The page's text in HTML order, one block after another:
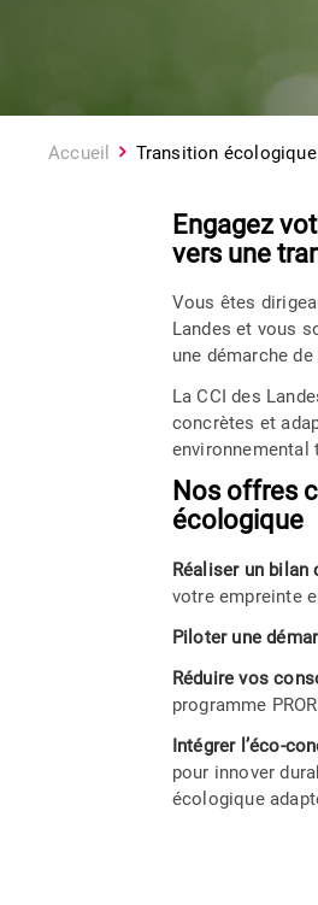
Accueil Transition écologique
Engagez
vers une
Vous êtes
Landes et vous
une démarche
La CCI des
concrètes et
Nos offres
écologique
Réaliser un bilan
votre empreinte
Piloter une
Réduire vos
programme
Intégrer
pour innover
écologique